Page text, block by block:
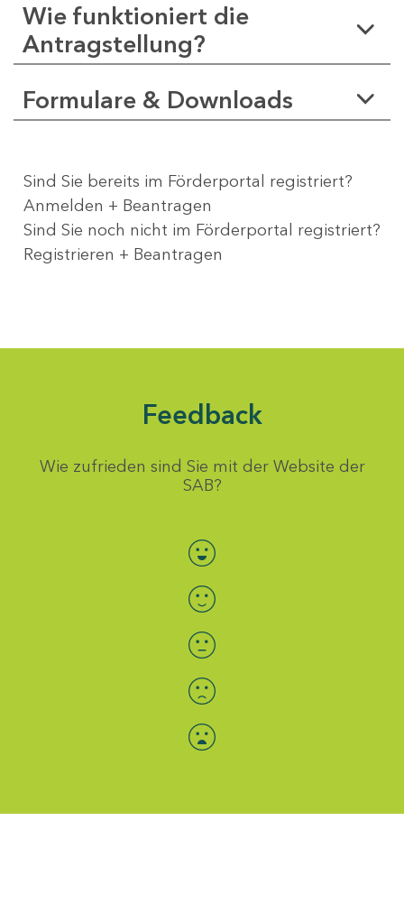
Wie funktioniert die
Antragstellung?
Formulare & Downloads
Sind Sie bereits im Förderportal registriert?
Anmelden + Beantragen
Sind Sie noch nicht im Förderportal registriert?
Registrieren + Beantragen
Feedback
Wie zufrieden sind Sie mit der Website der
SAB?
Bewertung auswählen